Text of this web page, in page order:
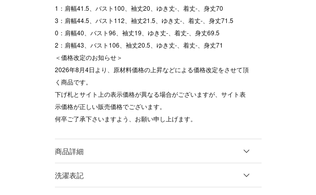
1：肩幅41.5、バスト100、袖丈20、ゆき丈-、着丈-、身丈70
3：肩幅44.5、バスト112、袖丈21.5、ゆき丈-、着丈-、身丈71.5
0：肩幅40、バスト96、袖丈19、ゆき丈-、着丈-、身丈69.5
2：肩幅43、バスト106、袖丈20.5、ゆき丈-、着丈-、身丈71
＜価格改定のお知らせ＞
2026年8月4日より、原材料価格の上昇などによる価格改定をさせて頂
く商品です。
下げ札とサイト上の表示価格が異なる場合がございますが、サイト表
示価格が正しい販売価格でございます。
何卒ご了承下さいますよう、お願い申し上げます。
商品詳細
洗濯表記